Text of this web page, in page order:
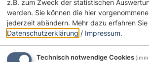
z.B. zum Zweck der statistischen
werden. Sie können die hier
jederzeit abändern. Mehr dazu erfahren Sie
Datenschutzerklärung / Impressum.
Technisch notwendige Cookies